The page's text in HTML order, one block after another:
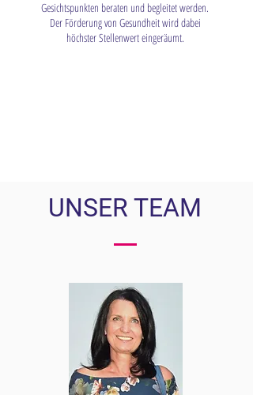
Gesichtspunkten beraten und begleitet werden.
Der Förderung von Gesundheit wird dabei
höchster Stellenwert eingeräumt.
UNSER TEAM